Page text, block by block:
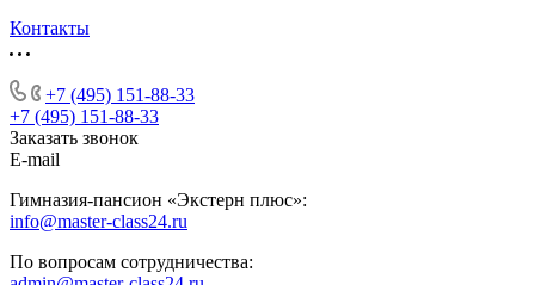
Контакты
+7 (495) 151-88-33
+7 (495) 151-88-33
Заказать звонок
E-mail
Гимназия-пансион «Экстерн плюс»:
info@master-class24.ru
По вопросам сотрудничества: